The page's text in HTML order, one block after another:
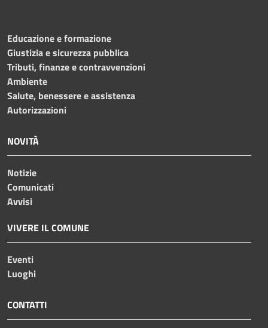
Educazione e formazione
Giustizia e sicurezza pubblica
Tributi, finanze e contravvenzioni
Ambiente
Salute, benessere e assistenza
Autorizzazioni
NOVITÀ
Notizie
Comunicati
Avvisi
VIVERE IL COMUNE
Eventi
Luoghi
CONTATTI